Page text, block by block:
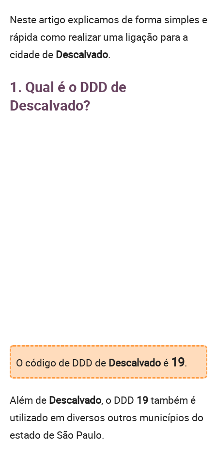
Neste artigo explicamos de forma simples e
rápida como realizar uma ligação para a
cidade de Descalvado.
1. Qual é o DDD de
Descalvado?
O código de DDD de Descalvado é 19.
Além de Descalvado, o DDD 19também é
utilizado em diversos outros municípios do
estado de São Paulo.